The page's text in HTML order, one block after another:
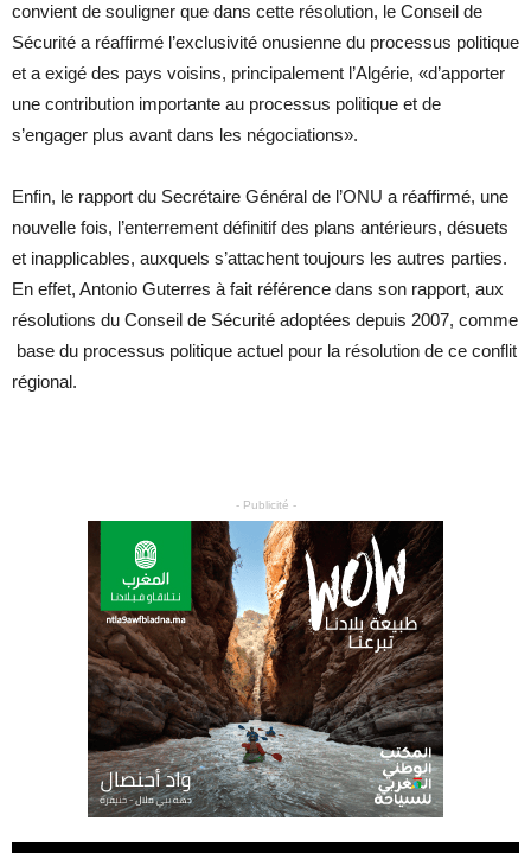
convient de souligner que dans cette résolution, le Conseil de
Sécurité a réaffirmé l’exclusivité onusienne du processus politique
et a exigé des pays voisins, principalement l’Algérie, «d’apporter
une contribution importante au processus politique et de
s’engager plus avant dans les négociations».
Enfin, le rapport du Secrétaire Général de l’ONU a réaffirmé, une
nouvelle fois, l’enterrement définitif des plans antérieurs, désuets
et inapplicables, auxquels s’attachent toujours les autres parties.
En effet, Antonio Guterres à fait référence dans son rapport, aux
résolutions du Conseil de Sécurité adoptées depuis 2007, comme
base du processus politique actuel pour la résolution de ce conflit
régional.
- Publicité -